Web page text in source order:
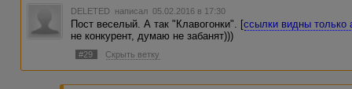
DELETED написал 05.02.2016 в 17:30
Пост веселый. А так "Клавогонки". [ссылки видны только
не конкурент, думаю не забанят)))
#29 Скрыть ветку